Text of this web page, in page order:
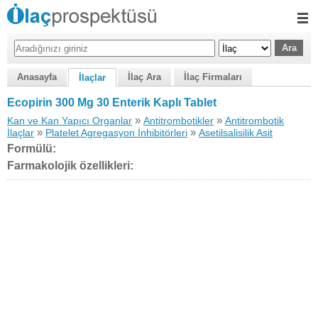
Anasayfa İlaçlar İlaç Ara İlaç Firmaları
Ecopirin 300 Mg 30 Enterik Kaplı Tablet
Kan ve Kan Yapıcı Organlar » Antitrombotikler » Antitrombotik
İlaçlar » Platelet Agregasyon İnhibitörleri » Asetilsalisilik Asit
Formülü:
Farmakolojik özellikleri: